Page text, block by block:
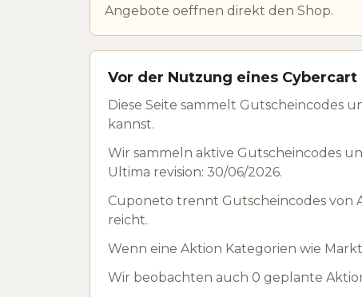
Angebote oeffnen direkt den Shop.
Vor der Nutzung eines Cybercart
Diese Seite sammelt Gutscheincodes
kannst.
Wir sammeln aktive Gutscheincodes
Ultima revision: 30/06/2026.
Cuponeto trennt Gutscheincodes von
reicht.
Wenn eine Aktion Kategorien wie
Wir beobachten auch 0 geplante